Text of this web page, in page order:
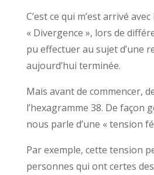
C’est ce qui m’est arrivé
« Divergence », lors de
pu effectuer au sujet d’une
aujourd’hui terminée.
Mais avant de commencer,
l’hexagramme 38. De façon
nous parle d’une « tension
Par exemple, cette tension
personnes qui ont certes